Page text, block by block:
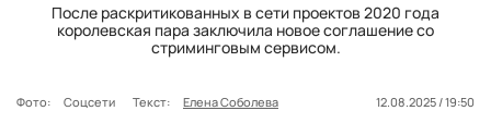
После раскритикованных в сети проектов 2020 года
королевская пара заключила новое соглашение со
стриминговым сервисом.
Фото: Соцсети Текст: Елена Соболева
12.08.2025 / 19:50